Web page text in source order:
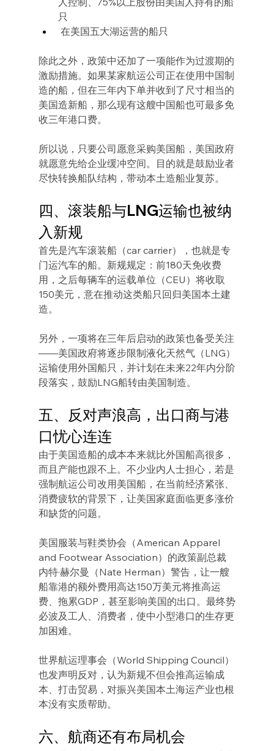
只
在美国五大湖运营的船只
除此之外，政策中还加了一项能作为过渡期的
激励措施。如果某家航运公司正在使用中国制
造的船，但在三年内下单并收到了尺寸相当的
美国造新船，那么现有这艘中国船也可最多免
收三年港口费。
所以说，只要公司愿意采购美国船，美国政府
就愿意先给企业缓冲空间。目的就是鼓励业者
尽快转换船队结构，带动本土造船业复苏。
四、滚装船与LNG运输也被纳
入新规
首先是汽车滚装船（car carrier），也就是专
门运汽车的船。新规规定：前180天免收费
用，之后每辆车的运载单位（CEU）将收取
150美元，意在推动这类船只回归美国本土建
造。
另外，一项将在三年后启动的政策也备受关注
——美国政府将逐步限制液化天然气（LNG）
运输使用外国船只，并计划在未来22年内分阶
段落实，鼓励LNG船转由美国制造。
五、反对声浪高，出口商与港
口忧心连连
由于美国造船的成本本来就比外国船高很多，
而且产能也跟不上。不少业内人士担心，若是
强制航运公司改用美国船，在当前经济紧张、
消费疲软的背景下，让美国家庭面临更多涨价
和缺货的问题。
美国服装与鞋类协会（American Apparel
and Footwear Association）的政策副总裁
内特·赫尔曼（Nate Herman）警告，让一艘
船靠港的额外费用高达150万美元将推高运
费、拖累GDP，甚至影响美国的出口。最终势
必波及工人、消费者，使中小型港口的生存更
加困难。
世界航运理事会（World Shipping Council）
也发声明反对，认为新规不但会推高运输成
本、打击贸易，对振兴美国本土海运产业也根
本没有实质帮助。
六、航商还有布局机会